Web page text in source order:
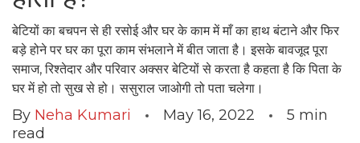
बेटियों का बचपन से ही रसोई और घर के काम में माँ का हाथ बंटाने और फिर
बड़े होने पर घर का पूरा काम संभलाने में बीत जाता है। इसके बावजूद पूरा
समाज, रिश्तेदार और परिवार अक्सर बेटियों से करता है कहता है कि पिता के
घर में हो तो सुख से हो। ससुराल जाओगी तो पता चलेगा।
By Neha Kumari May 16, 2022 5 min
read